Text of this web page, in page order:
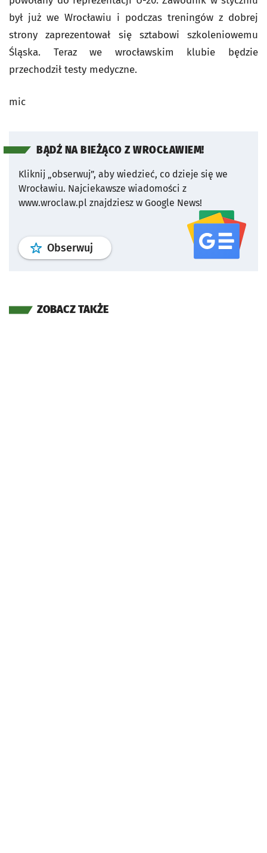
był już we Wrocławiu i podczas treningów z dobrej
strony zaprezentował się sztabowi szkoleniowemu
Śląska. Teraz we wrocławskim klubie będzie
przechodził testy medyczne.
mic
BĄDŹ NA BIEŻĄCO Z WROCŁAWIEM!
Kliknij „obserwuj”, aby wiedzieć, co dzieje się we
Wrocławiu. Najciekawsze wiadomości z
www.wroclaw.pl znajdziesz w Google News!
Obserwuj profil serwisu
ZOBACZ TAKŻE